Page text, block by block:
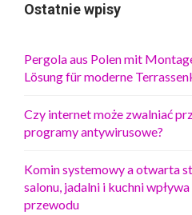
Ostatnie wpisy
Pergola aus Polen mit
Lösung für moderne
Czy internet może zwalniać
programy antywirusowe?
Komin systemowy a otwarta
salonu, jadalni i kuchni
przewodu